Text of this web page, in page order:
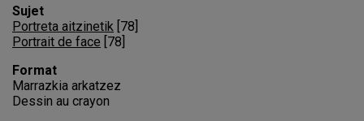
Sujet
Portreta aitzinetik 78
Portrait de face 78
Format
Marrazkia arkatzez
Dessin au crayon